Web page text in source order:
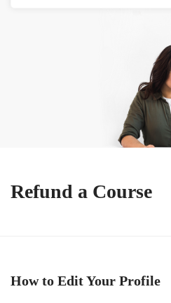
Refund a Course
How to Edit Your Profile